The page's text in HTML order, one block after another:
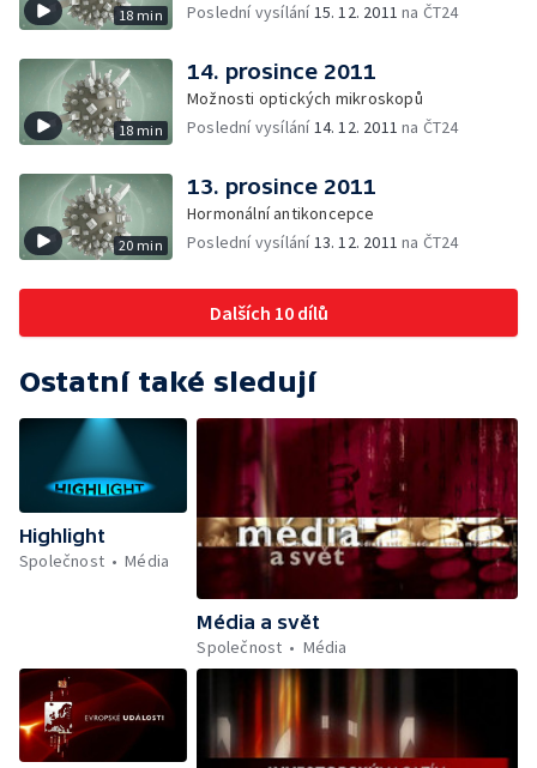
18 min
Poslední vysílání15. 12. 2011 na ČT24
18 min
14. prosince 2011
Možnosti optických mikroskopů
Poslední vysílání14. 12. 2011 na ČT24
20 min
13. prosince 2011
Hormonální antikoncepce
Poslední vysílání13. 12. 2011 na ČT24
Dalších 10 dílů
Ostatní také sledují
Highlight
Společnost
Média
Média a svět
Společnost
Média